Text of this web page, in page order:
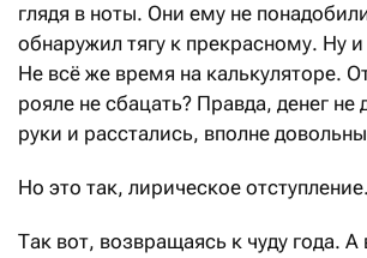
глядя в ноты. Они ему не
обнаружил тягу к прекрасному. Ну
Не всё же время на калькуляторе.
рояле не сбацать? Правда, денег
руки и расстались, вполне
Но это так, лирическое отступление.
Так вот, возвращаясь к чуду года.